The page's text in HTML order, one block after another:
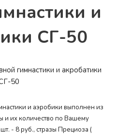
и
СГ-50
и аэробики выполнен из
и их количество по Вашему
- 8 руб., стразы Прециоза (